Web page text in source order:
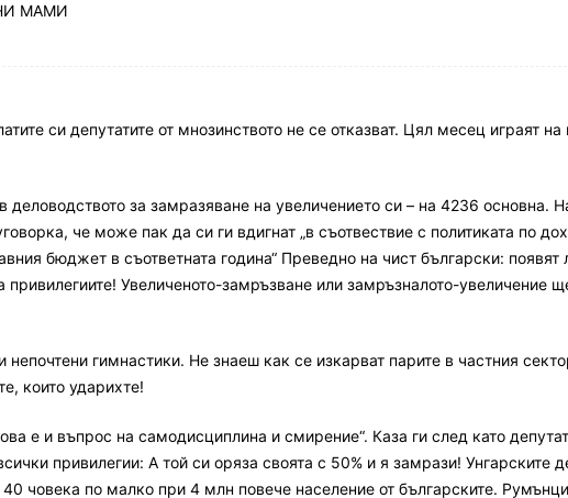
МАМИ
си депутатите от мнозинството не се отказват. Цял месец играят на
за замразяване на увеличението си – на 4236 основна.
че може пак да си ги вдигнат „в съотвествие с политиката по
бюджет в съответната година“ Преведно на чист български: появят
Увеличеното-замръзване или замръзналото-увеличение
гимнастики. Не знаеш как се изкарват парите в частния
които ударихте!
е и въпрос на самодисциплина и смирение“. Каза ги след като
привилегии: А той си оряза своята с 50% и я замрази! Унгарските
човека по малко при 4 млн повече население от българските.